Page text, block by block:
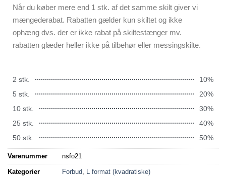
Når du køber mere end 1 stk. af det samme skilt giver vi
mængederabat. Rabatten gælder kun skiltet og ikke
ophæng dvs. der er ikke rabat på skiltestænger mv.
rabatten glæder heller ikke på tilbehør eller messingskilte.
2 stk.
10%
5 stk.
20%
10 stk.
30%
25 stk.
40%
50 stk.
50%
Varenummer nsfo21
Kategorier Forbud, L format (kvadratiske)